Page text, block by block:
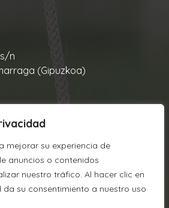
mejorar su experiencia de
anuncios o contenidos
nuestro tráfico. Al hacer clic en
da su consentimiento a nuestro uso
n
(Gipuzkoa)